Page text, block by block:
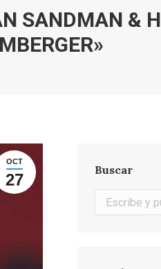
SANDMAN &
OCT
27
Buscar
Buscar: